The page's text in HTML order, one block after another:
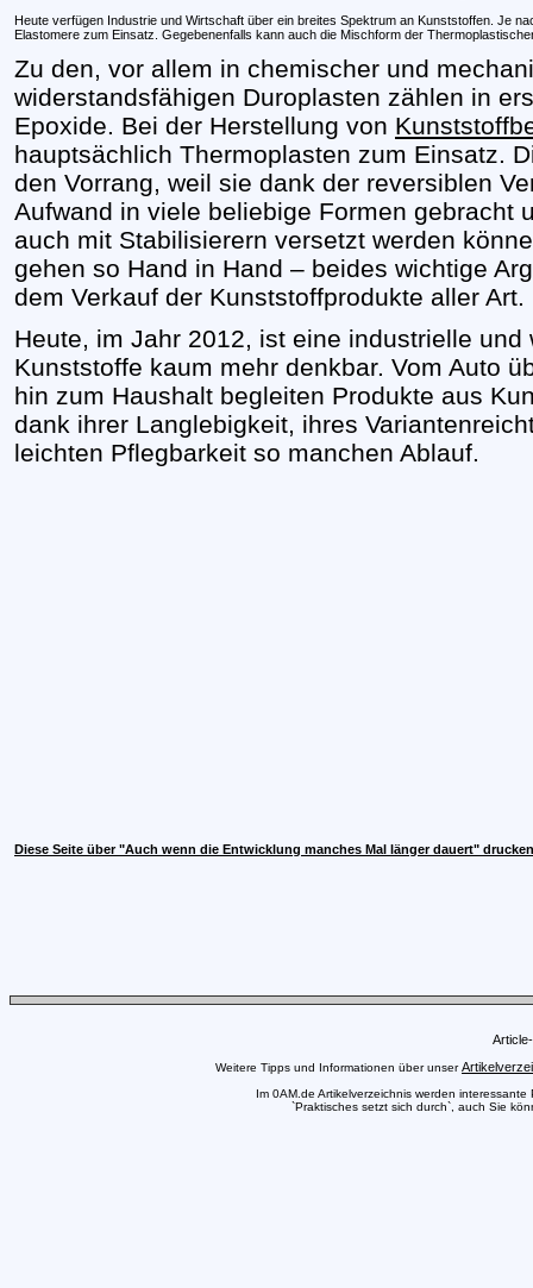
Heute verfügen Industrie und Wirtschaft über ein breites Spektrum an Kunststoffen. Je
Elastomere zum Einsatz. Gegebenenfalls kann auch die Mischform der
Zu den, vor allem in chemischer und
widerstandsfähigen Duroplasten zählen in
Epoxide. Bei der Herstellung von
hauptsächlich Thermoplasten zum Einsatz.
den Vorrang, weil sie dank der reversiblen
Aufwand in viele beliebige Formen gebracht
auch mit Stabilisierern versetzt werden
gehen so Hand in Hand – beides wichtige
dem Verkauf der Kunststoffprodukte aller Art.
Heute, im Jahr 2012, ist eine industrielle
Kunststoffe kaum mehr denkbar. Vom Auto
hin zum Haushalt begleiten Produkte aus
dank ihrer Langlebigkeit, ihres
leichten Pflegbarkeit so manchen Ablauf.
Diese Seite über "Auch wenn die Entwicklung manches Mal länger dauert" drucken
Weitere Tipps und Informationen über unser
Im 0AM.de Artikelverzeichnis werden
`Praktisches setzt sich durch`, auch Sie